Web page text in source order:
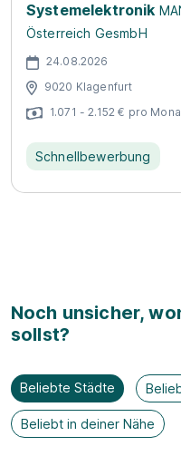
Systemelektronik
Österreich GesmbH
24.08.2026
9020 Klagenfurt
1.071 - 2.152 € pro
Schnellbewerbung
Noch unsicher,
sollst?
Beliebte Städte
Beliebt in deiner Nähe